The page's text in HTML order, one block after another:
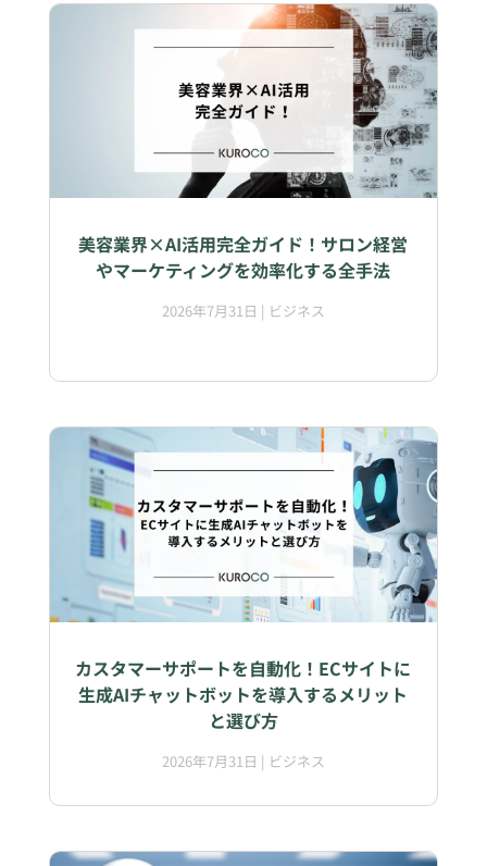
美容業界×AI活用完全ガイド！サロン経営
やマーケティングを効率化する全手法
2026年7月31日 | ビジネス
カスタマーサポートを自動化！ECサイトに
生成AIチャットボットを導入するメリット
と選び方
2026年7月31日 | ビジネス